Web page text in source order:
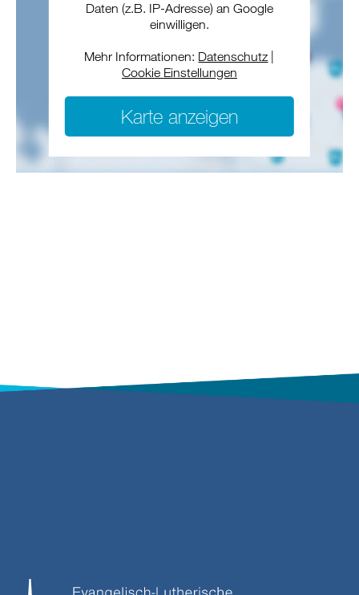
Daten (z.B. IP-Adresse) an Google
einwilligen.
Mehr Informationen: Datenschutz
Cookie Einstellungen
Karte anzeigen